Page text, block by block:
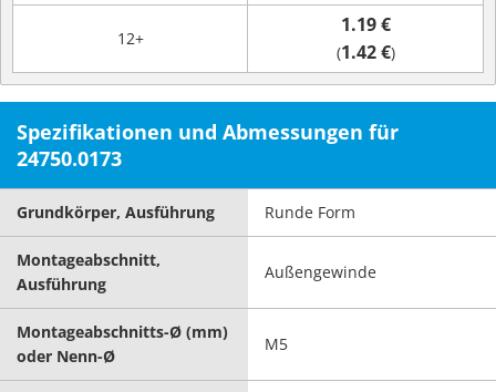
12+
1.19 €
(1.42 €)
Spezifikationen und Abmessungen für
24750.0173
Grundkörper, Ausführung Runde Form
Montageabschnitt,
Ausführung
Außengewinde
Montageabschnitts-Ø (mm)
oder Nenn-Ø
M5